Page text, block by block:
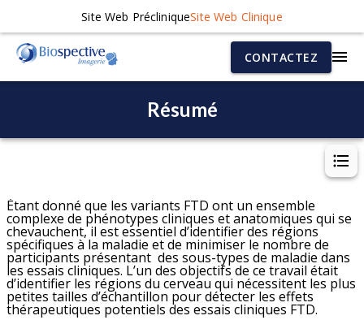
Site Web PrécliniqueSite Web Clinique
CONTACTEZ
Résumé
Étant donné que les variants FTD ont un ensemble
complexe de phénotypes cliniques et anatomiques qui se
chevauchent, il est essentiel d’identifier des régions
spécifiques à la maladie et de minimiser le nombre de
participants présentant des sous-types de maladie dans
les essais cliniques. L’un des objectifs de ce travail était
d’identifier les régions du cerveau qui nécessitent les plus
petites tailles d’échantillon pour détecter les effets
thérapeutiques potentiels des essais cliniques FTD.